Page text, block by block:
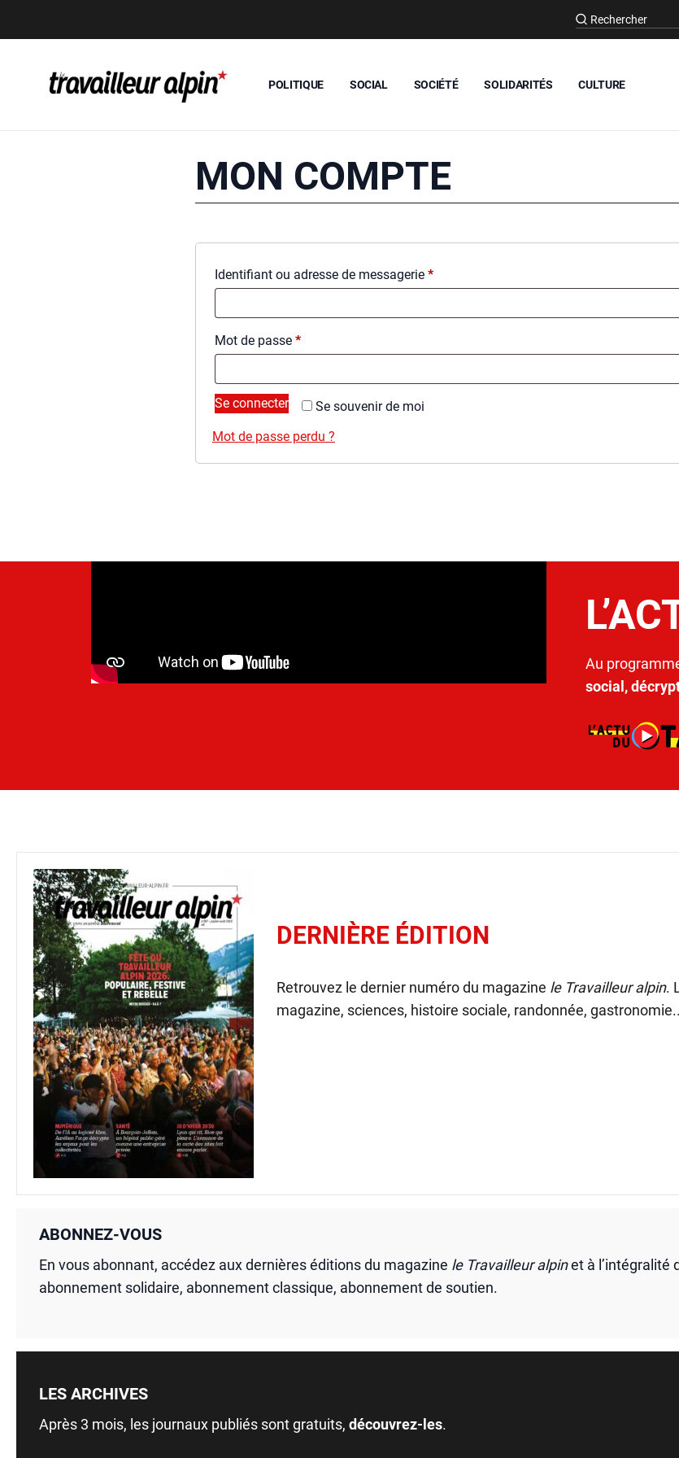
POLITIQUE SOCIAL SOCIÉTÉ SOLIDARITÉS CULTURE
MON COMPTE
Iden­ti­fiant ou adresse de mes­sa­ge­rie *Obli­
Mot de passe *Obli­
Se sou­ve­nir de moi
Se connecter
Mot de passe per­du ?
Au
social,
DERNIÈRE ÉDITION
Retrouvez le dernier numéro du magazine le Travailleur alpin.
magazine, sciences, histoire sociale, randonnée,
ABONNEZ-VOUS
En vous abonnant, accédez aux dernières éditions du magazine le Travailleur alpinet à l’intégralité
abonnement solidaire, abonnement classique, abonnement de soutien.
LES ARCHIVES
Après 3 mois, les journaux publiés sont gratuits, découvrez-les.